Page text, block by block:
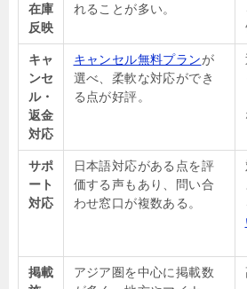
在庫
反映
れることが多い。
キャ
ンセ
ル・
返金
対応
キャンセル無料プランが
選べ、柔軟な対応ができ
る点が好評。
サポ
ート
対応
日本語対応がある点を評
価する声もあり、問い合
わせ窓口が複数ある。
掲載
アジア圏を中心に掲載数